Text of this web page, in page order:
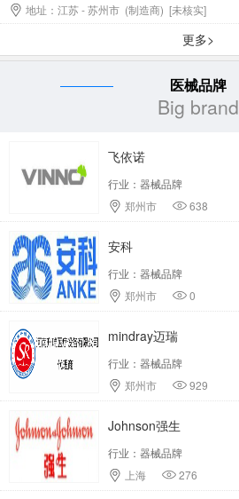
地址：江苏 - 苏州市 (制造商) [未核实]
更多>
医械品牌
Big brand
飞依诺
行业：器械品牌
郑州市
638
安科
行业：器械品牌
郑州市
0
mindray迈瑞
行业：器械品牌
郑州市
929
Johnson强生
行业：器械品牌
上海
276